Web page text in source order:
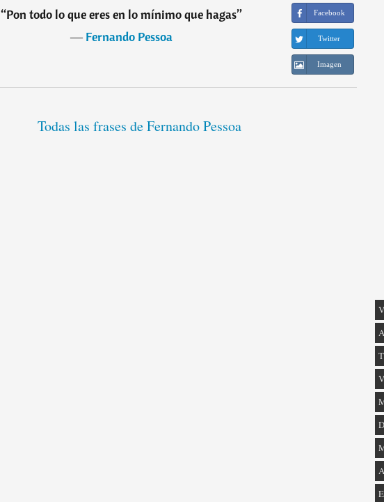
“Pon todo lo que eres en lo mínimo que hagas”
―Fernando Pessoa
Facebook
Twitter
Imagen
Todas las frases de Fernando Pessoa